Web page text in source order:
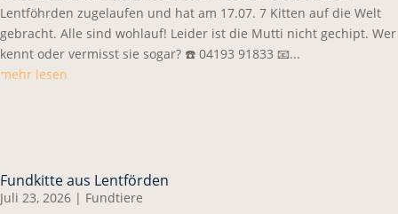
Lentföhrden zugelaufen und hat am 17.07. 7 Kitten auf die Welt
gebracht. Alle sind wohlauf! Leider ist die Mutti nicht gechipt. Wer
kennt oder vermisst sie sogar? ☎️ 04193 91833 📧...
mehr lesen
Fundkitte aus Lentförden
Juli 23, 2026 | Fundtiere